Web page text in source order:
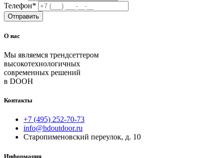
Телефон*
Отправить
О нас
Мы являемся трендсеттером
высокотехнологичных
современных решений
в DOOH
Контакты
+7 (495) 252-70-73
info@hdoutdoor.ru
Старопименовский переулок, д. 10
Информация